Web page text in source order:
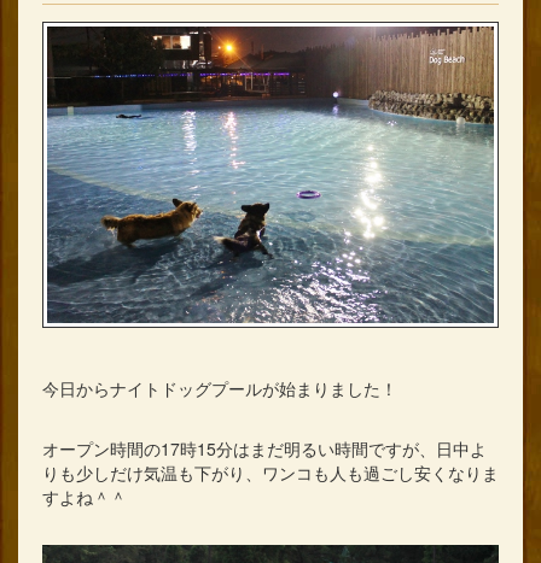
今日からナイトドッグプールが始まりました！
オープン時間の17時15分はまだ明るい時間ですが、日中よ
りも少しだけ気温も下がり、ワンコも人も過ごし安くなりま
すよね＾＾